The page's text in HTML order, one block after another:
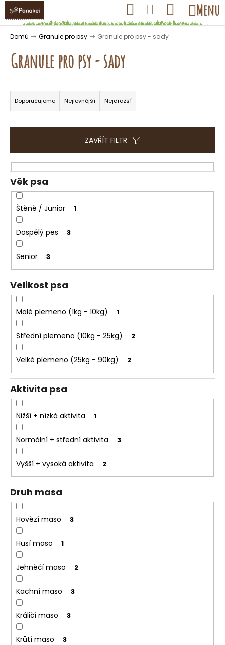
Přejít
obsah
Hledat Přihlášení
Nákupní
košík
Menu
Domů Granule pro psy Granule pro psy - sady
Granule pro psy - sady
Ř
a
z
e
í
p
r
o
d
u
k
ů
Doporučujeme Nejlevnější Nejdražší
ZAVŘÍT FILTR
Věk psa
Štěně / Junior 1
Dospělý pes 3
Senior 3
Velikost psa
Malé plemeno (1kg - 10kg) 1
Střední plemeno (10kg - 25kg) 2
Velké plemeno (25kg - 90kg) 2
Aktivita psa
Nižší + nízká aktivita 1
Normální + střední aktivita 3
Vyšší + vysoká aktivita 2
Druh masa
Hovězí maso 3
Husí maso 1
Jehněčí maso 2
Kachní maso 3
Králičí maso 3
Krůtí maso 3
K
o Zpět
Zpět
C
o
t
ř
e
b
u
e
e
n
a
j
?
D
o
p
o
u
č
u
m